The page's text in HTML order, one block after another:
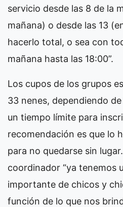
servicio desde las 8 de la
mañana) o desde las 13
hacerlo total, o sea con
mañana hasta las 18:00”.
Los cupos de los grupos
33 nenes, dependiendo
un tiempo límite para
recomendación es que lo
para no quedarse sin
coordinador “ya tenemos
importante de chicos y
función de lo que nos